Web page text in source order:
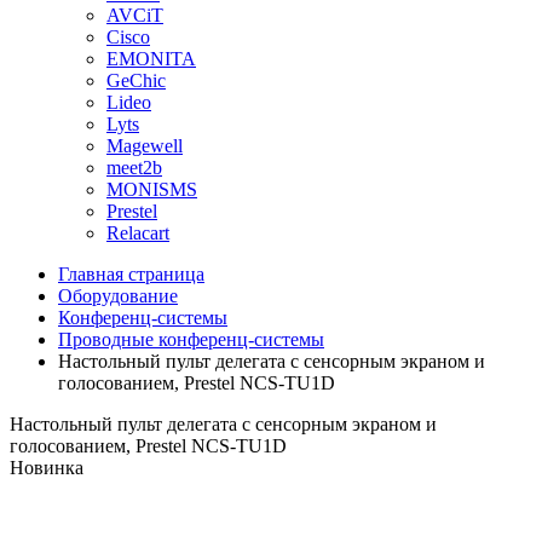
AVCiT
Cisco
EMONITA
GeChic
Lideo
Lyts
Magewell
meet2b
MONISMS
Prestel
Relacart
Главная страница
Оборудование
Конференц-системы
Проводные конференц-системы
Настольный пульт делегата с сенсорным экраном и
голосованием, Prestel NCS-TU1D
Настольный пульт делегата с сенсорным экраном и
голосованием, Prestel NCS-TU1D
Новинка